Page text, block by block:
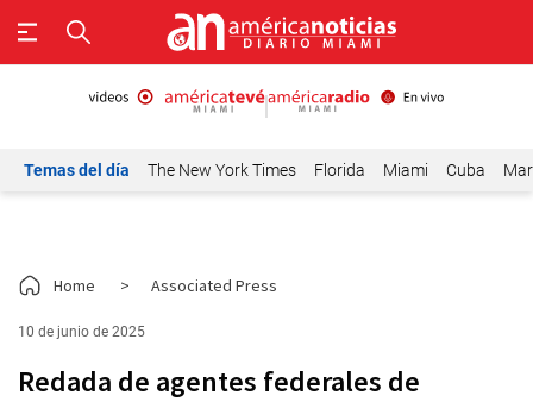
Temas del día The New York Times Florida Miami Cuba
Home > Associated Press
10 de junio de 2025
Redada de agentes federales de